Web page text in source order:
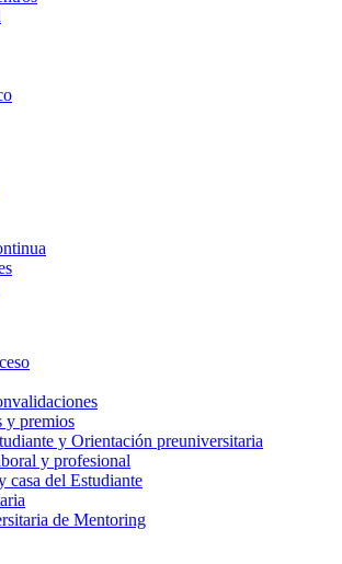
y premios
y Orientación preuniversitaria
y profesional
casa del Estudiante
de Mentoring